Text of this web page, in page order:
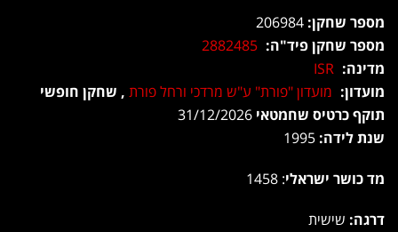
מספר שחקן:
מספר שחקן פיד"ה: 2882485
מדינה: ISR
מועדון: מועדון "פורת" ע"ש מרדכי ורחל פורת , שחקן חופשי
תוקף כרטיס שחמטאי
שנת לידה:
מד כושר ישראלי: 1458
דרגה: שישית